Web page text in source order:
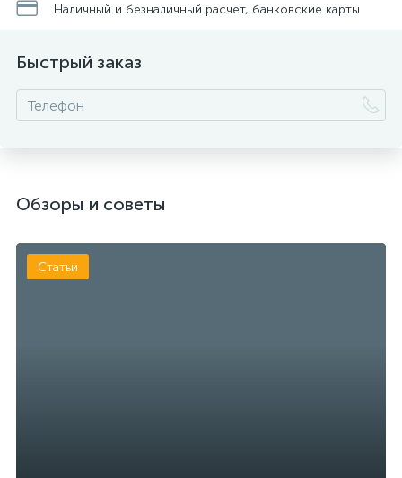
Наличный и безналичный расчет, банковские карты
Быстрый заказ
Обзоры и советы
Статьи